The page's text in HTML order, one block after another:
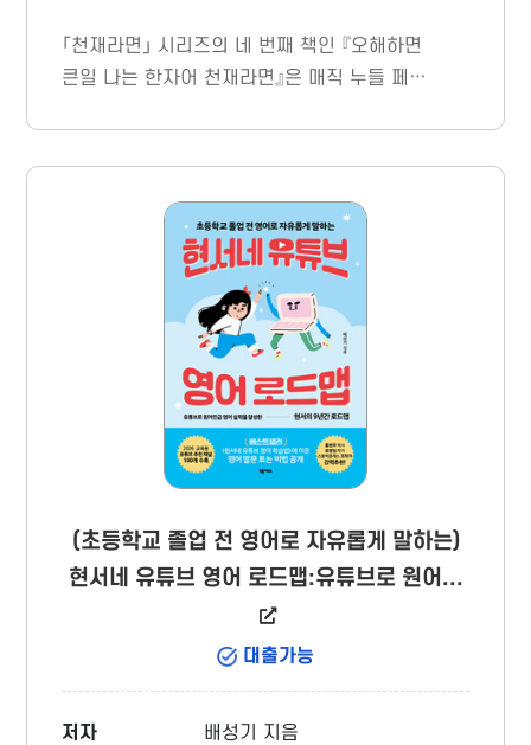
「천재라면」 시리즈의 네 번째 책인 『오해하면
큰일 나는 한자어 천재라면』은 매직 누들 페스
운맛’과 공부에는 영 소질이 없지만 마음만은
따뜻한 ‘순한맛’이 페스티벌에 가기 위해 친구
들과 함께 한자어 공부에 매진하는 과정을 흥미
진진하게 그려 냈다.
(초등학교 졸업 전 영어로 자유롭게 말하는)
현서네 유튜브 영어 로드맵:유튜브로 원어...
대출가능
저자
배성기 지음